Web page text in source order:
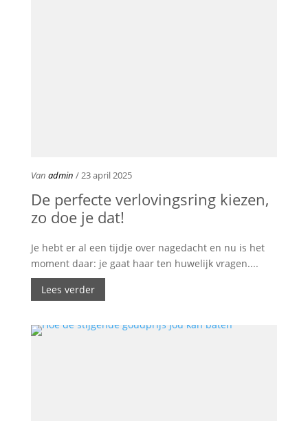
Van admin / 23 april 2025
De perfecte verlovingsring kiezen,
zo doe je dat!
Je hebt er al een tijdje over nagedacht en nu is het
moment daar: je gaat haar ten huwelijk vragen....
Lees verder